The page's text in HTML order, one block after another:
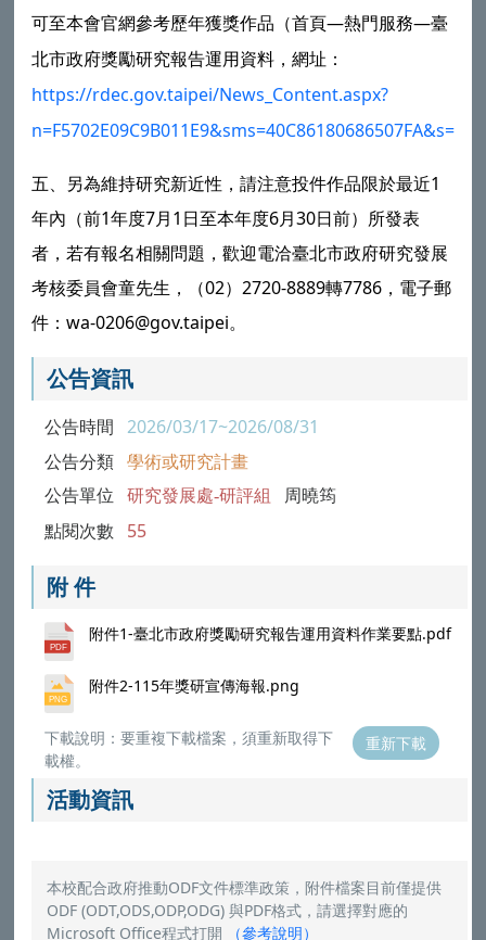
可至本會官網參考歷年獲獎作品（首頁—熱門服務—臺
北市政府獎勵研究報告運用資料，網址：
https://rdec.gov.taipei/News_Content.aspx?
五、另為維持研究新近性，請注意投件作品限於最近1
年內（前1年度7月1日至本年度6月30日前）所發表
者，若有報名相關問題，歡迎電洽臺北市政府研究發展
考核委員會童先生，（02）2720-8889轉7786，電子郵
件：wa-0206@gov.taipei。
公告資訊
公告時間 2026/03/17~2026/08/31
公告分類 學術或研究計畫
公告單位 研究發展處-研評組 周曉筠
點閱次數 55
附 件
附件1-臺北市政府獎勵研究報告運用資料作業要點.pdf
附件2-115年獎研宣傳海報.png
下載說明：要重複下載檔案，須重新取得下
載權。
重新下載
活動資訊
本校配合政府推動ODF文件標準政策，附件檔案目前僅提供
ODF (ODT,ODS,ODP,ODG) 與PDF格式，請選擇對應的
Microsoft Office程式打開
（參考說明）